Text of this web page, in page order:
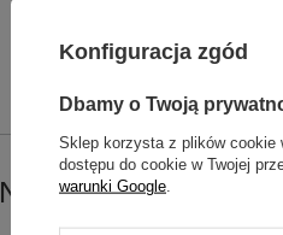
O
Konfiguracja zgód
Dbamy o Twoją
Sklep korzysta z plików cookie
dostępu do cookie w Twojej
warunki Google